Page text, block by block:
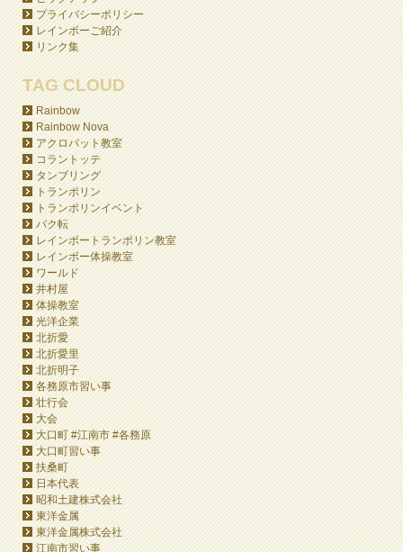
プライバシーポリシー
レインボーご紹介
リンク集
TAG CLOUD
Rainbow
Rainbow Nova
アクロバット教室
コラントッテ
タンブリング
トランポリン
トランポリンイベント
バク転
レインボートランポリン教室
レインボー体操教室
ワールド
井村屋
体操教室
光洋企業
北折愛
北折愛里
北折明子
各務原市習い事
壮行会
大会
大口町 #江南市 #各務原
大口町習い事
扶桑町
日本代表
昭和土建株式会社
東洋金属
東洋金属株式会社
江南市習い事